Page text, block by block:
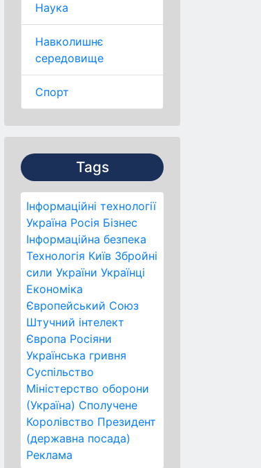
Наука
Навколишнє
середовище
Спорт
Tags
Інформаційні технології
Україна Росія Бізнес
Інформаційна безпека
Технологія Київ Збройні
сили України Українці
Економіка
Європейський Союз
Штучний інтелект
Європа Росіяни
Українська гривня
Суспільство
Міністерство оборони
(Україна) Сполучене
Королівство Президент
(державна посада)
Реклама